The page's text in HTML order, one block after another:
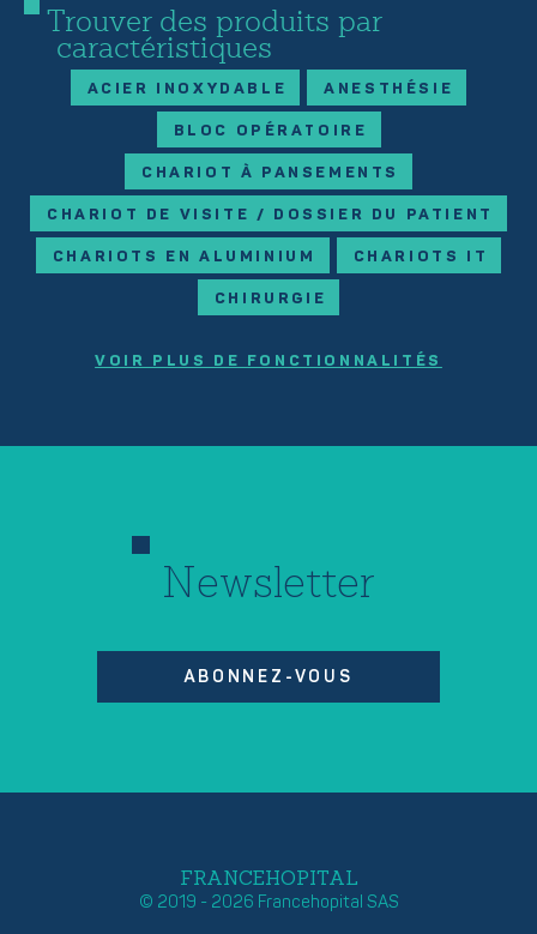
Trouver des produits par
caractéristiques
ACIER INOXYDABLE ANESTHÉSIE
BLOC OPÉRATOIRE
CHARIOT À PANSEMENTS
CHARIOT DE VISITE / DOSSIER DU PATIENT
CHARIOTS EN ALUMINIUM CHARIOTS IT
CHIRURGIE
VOIR PLUS DE FONCTIONNALITÉS
Newsletter
ABONNEZ-VOUS
FRANCEHOPITAL
© 2019 - 2026 Francehopital SAS